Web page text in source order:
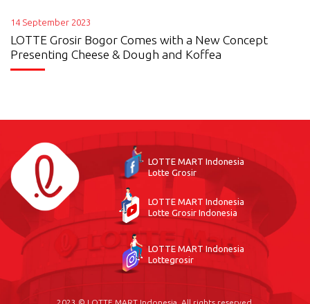
14 September 2023
LOTTE Grosir Bogor Comes with a New Concept
Presenting Cheese & Dough and Koffea
LOTTE MART Indonesia
Lotte Grosir
LOTTE MART Indonesia
Lotte Grosir Indonesia
LOTTE MART Indonesia
Lottegrosir